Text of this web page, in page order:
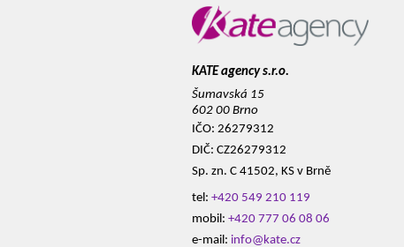
KATE agency s.r.o.
Šumavská 15
602 00 Brno
IČO: 26279312
DIČ: CZ26279312
Sp. zn. C 41502, KS v Brně
tel: +420 549 210 119
mobil: +420 777 06 08 06
e-mail: info@kate.cz